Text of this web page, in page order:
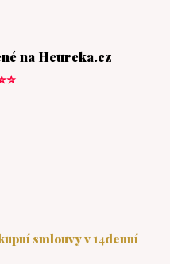
na Heureka.cz
smlouvy v 14denní